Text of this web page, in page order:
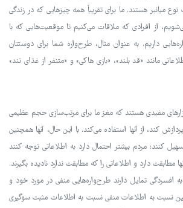
میانبر هستند. ما برای تقریباً همه چیزهایی که در زندگی
از افرادی که ملاقات می‌کنیم تا موقعیت‌هایی که با
داریم. به عنوان مثال، طرح‌واره شما برای دوستتان
مانند «قد بلند»، «بازی هاکی» و «متنفر از غذای تند»
مفیدی هستند که مغز ما برای مرتب‌سازی حجم عظیمی
کند، از آنها استفاده می‌کند. با این حال، آنها همچنین
کنند: مردم بیشتر احتمال دارد به اطلاعاتی توجه کنند
مطابقت دارد و اطلاعاتی را که مطابقت ندارد نادیده بگیرند.
به افسردگی تمایل دارند طرح‌واره‌هایی منفی در مورد خود و
نسبت به اطلاعات منفی نسبت به اطلاعات مثبت سوگیری